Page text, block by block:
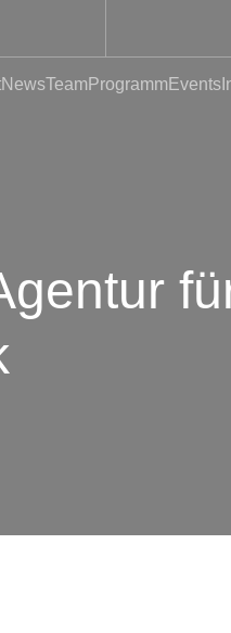
NewsTeam Programm Events